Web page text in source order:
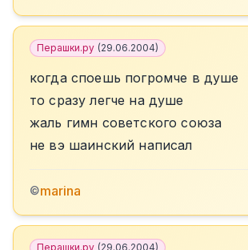
Перашки.ру (29.06.2004)
когда споешь погромче в душе
то сразу легче на душе
жаль гимн советского союза
не вэ шаинский написал
©marina
Перашки.ру (29.06.2004)